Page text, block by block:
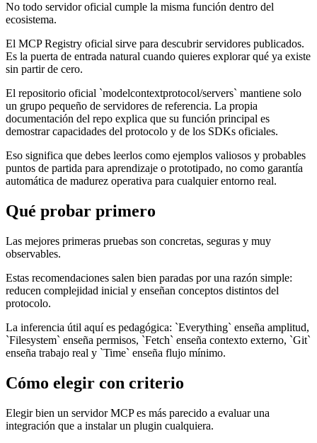
No todo servidor oficial cumple la misma función dentro del
ecosistema.
El MCP Registry oficial sirve para descubrir servidores publicados.
Es la puerta de entrada natural cuando quieres explorar qué ya existe
sin partir de cero.
El repositorio oficial `modelcontextprotocol/servers` mantiene solo
un grupo pequeño de servidores de referencia. La propia
documentación del repo explica que su función principal es
demostrar capacidades del protocolo y de los SDKs oficiales.
Eso significa que debes leerlos como ejemplos valiosos y probables
puntos de partida para aprendizaje o prototipado, no como garantía
automática de madurez operativa para cualquier entorno real.
Qué probar primero
Las mejores primeras pruebas son concretas, seguras y muy
observables.
Estas recomendaciones salen bien paradas por una razón simple:
reducen complejidad inicial y enseñan conceptos distintos del
protocolo.
La inferencia útil aquí es pedagógica: `Everything` enseña amplitud,
`Filesystem` enseña permisos, `Fetch` enseña contexto externo, `Git`
enseña trabajo real y `Time` enseña flujo mínimo.
Cómo elegir con criterio
Elegir bien un servidor MCP es más parecido a evaluar una
integración que a instalar un plugin cualquiera.